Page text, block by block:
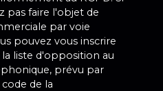
pas faire l'objet de
par voie
pouvez vous inscrire
liste d'opposition au
prévu par
de la